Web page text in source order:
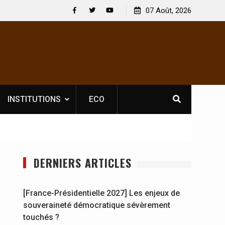
obligatoire pour les spectacles : En
l’opérateur culturel Soldat Jahboy se
[France-
souveraineté
07 Août, 2026
INSTITUTIONS ECO
DERNIERS ARTICLES
[France-Présidentielle 2027] Les enjeux de
souveraineté démocratique sévèrement
touchés ?